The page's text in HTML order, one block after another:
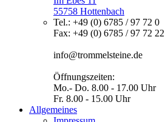
55758 Hottenbach
Tel.: +49 (0) 6785 / 97 72 0
Fax: +49 (0) 6785 / 97 72 22
info@trommelsteine.de
Öffnungszeiten:
Mo.- Do. 8.00 - 17.00 Uhr
Fr. 8.00 - 15.00 Uhr
Allgemeines